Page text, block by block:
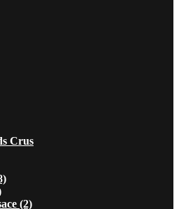
Crus
(2)